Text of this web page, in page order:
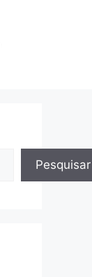
Pesquisar